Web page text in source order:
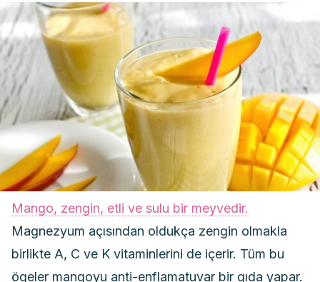
Mango, zengin, etli ve sulu bir meyvedir.
Magnezyum açısından oldukça zengin olmakla
birlikte A, C ve K vitaminlerini de içerir. Tüm bu
ögeler mangoyu anti-enflamatuvar bir gıda yapar.